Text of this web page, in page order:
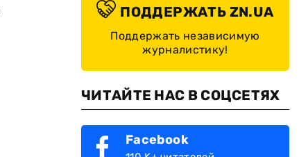
ПОДДЕРЖАТЬ ZN.UA
Поддержать независимую
журналистику!
ЧИТАЙТЕ НАС В СОЦСЕТЯХ
Facebook